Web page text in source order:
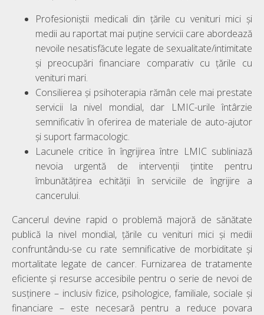
Profesioniștii medicali din țările cu venituri mici și
medii au raportat mai puține servicii care abordează
nevoile nesatisfăcute legate de sexualitate/intimitate
și preocupări financiare comparativ cu țările cu
venituri mari.
Consilierea și psihoterapia rămân cele mai prestate
servicii la nivel mondial, dar LMIC-urile întârzie
semnificativ în oferirea de materiale de auto-ajutor
și suport farmacologic.
Lacunele critice în îngrijirea între LMIC subliniază
nevoia urgentă de intervenții țintite pentru
îmbunătățirea echității în serviciile de îngrijire a
cancerului.
Cancerul devine rapid o problemă majoră de sănătate
publică la nivel mondial, țările cu venituri mici și medii
confruntându-se cu rate semnificative de morbiditate și
mortalitate legate de cancer. Furnizarea de tratamente
eficiente și resurse accesibile pentru o serie de nevoi de
susținere – inclusiv fizice, psihologice, familiale, sociale și
financiare – este necesară pentru a reduce povara